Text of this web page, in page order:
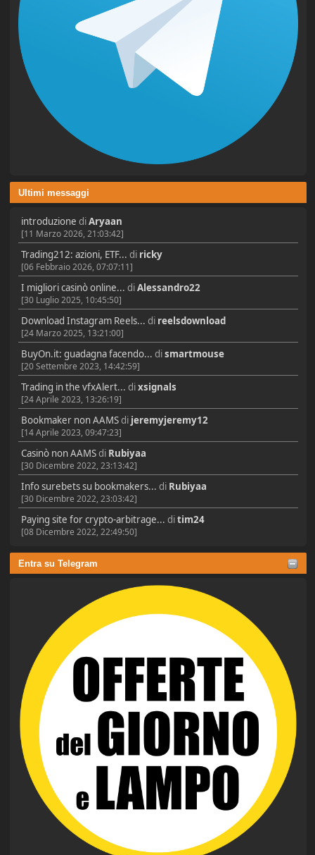
Ultimi messaggi
introduzione diAryaan
[11 Marzo 2026, 21:03:42]
Trading212: azioni, ETF... di ricky
[06 Febbraio 2026, 07:07:11]
I migliori casinò online... diAlessandro22
[30 Luglio 2025, 10:45:50]
Download Instagram Reels... di reelsdownload
[24 Marzo 2025, 13:21:00]
BuyOn.it: guadagna facendo... dismartmouse
[20 Settembre 2023, 14:42:59]
Trading in the vfxAlert... dixsignals
[24 Aprile 2023, 13:26:19]
Bookmaker non AAMSdi jeremyjeremy12
[14 Aprile 2023, 09:47:23]
Casinò non AAMSdi Rubiyaa
[30 Dicembre 2022, 23:13:42]
Info surebets su bookmakers... di Rubiyaa
[30 Dicembre 2022, 23:03:42]
Paying site for crypto-arbitrage... ditim24
[08 Dicembre 2022, 22:49:50]
Entra su Telegram